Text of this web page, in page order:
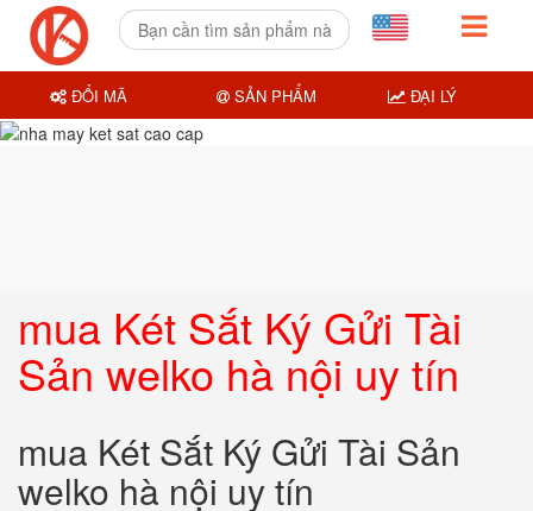
mua Két Sắt Ký Gửi Tài
Sản welko hà nội uy tín
mua Két Sắt Ký Gửi Tài Sản
welko hà nội uy tín
ĐỔI MÃ SẢN PHẨM ĐẠI LÝ